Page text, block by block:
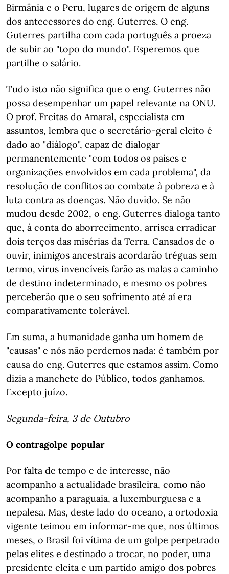
Birmânia e o Peru, lugares de origem de alguns
dos antecessores do eng. Guterres. O eng.
Guterres partilha com cada português a proeza
de subir ao "topo do mundo". Esperemos que
partilhe o salário.
Tudo isto não significa que o eng. Guterres não
possa desempenhar um papel relevante na ONU.
O prof. Freitas do Amaral, especialista em
assuntos, lembra que o secretário-geral eleito é
dado ao "diálogo", capaz de dialogar
permanentemente "com todos os países e
organizações envolvidos em cada problema", da
resolução de conflitos ao combate à pobreza e à
luta contra as doenças. Não duvido. Se não
mudou desde 2002, o eng. Guterres dialoga tanto
que, à conta do aborrecimento, arrisca erradicar
dois terços das misérias da Terra. Cansados de o
ouvir, inimigos ancestrais acordarão tréguas sem
termo, vírus invencíveis farão as malas a caminho
de destino indeterminado, e mesmo os pobres
perceberão que o seu sofrimento até aí era
comparativamente tolerável.
Em suma, a humanidade ganha um homem de
"causas" e nós não perdemos nada: é também por
causa do eng. Guterres que estamos assim. Como
dizia a manchete do Público, todos ganhamos.
Excepto juízo.
Segunda-feira, 3 de Outubro
O contragolpe popular
Por falta de tempo e de interesse, não
acompanho a actualidade brasileira, como não
acompanho a paraguaia, a luxemburguesa e a
nepalesa. Mas, deste lado do oceano, a ortodoxia
vigente teimou em informar-me que, nos últimos
meses, o Brasil foi vítima de um golpe perpetrado
pelas elites e destinado a trocar, no poder, uma
presidente eleita e um partido amigo dos pobres